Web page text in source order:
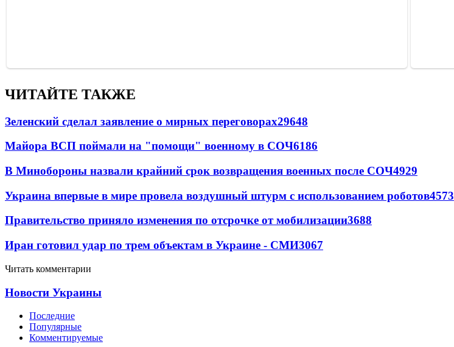
ЧИТАЙТЕ ТАКЖЕ
Зеленский сделал заявление о мирных переговорах29648
Майора ВСП поймали на "помощи" военному в СОЧ6186
В Минобороны назвали крайний срок возвращения военных после СОЧ4929
Украина впервые в мире провела воздушный штурм с использованием роботов4573
Правительство приняло изменения по отсрочке от мобилизации3688
Иран готовил удар по трем объектам в Украине - СМИ3067
Читать комментарии
Новости Украины
Последние
Популярные
Комментируемые